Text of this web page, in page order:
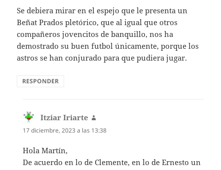
Se debiera mirar en el espejo que le presenta un
Beñat Prados pletórico, que al igual que otros
compañeros jovencitos de banquillo, nos ha
demostrado su buen futbol únicamente, porque los
astros se han conjurado para que pudiera jugar.
RESPONDER
Itziar Iriarte
17 diciembre, 2023 a las 13:38
Hola Martín,
De acuerdo en lo de Clemente, en lo de Ernesto un